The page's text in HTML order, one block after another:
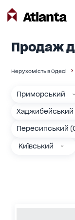
Продаж
Нерухомість в Одесі
Приморський
Пересипський
Київський